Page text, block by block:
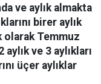
ve aylık almakta
birer aylık
olarak Temmuz
ve 3 aylıkları
üçer aylıklar